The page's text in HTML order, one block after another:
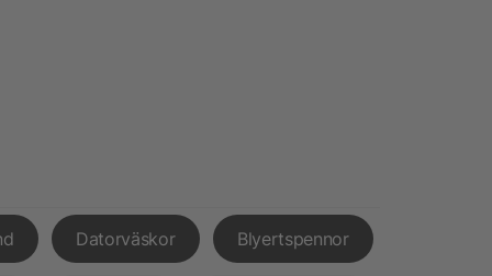
Datorväskor Blyertspennor